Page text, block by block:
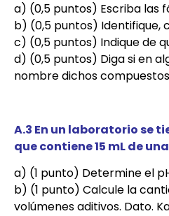
a) (0,5 puntos) Escriba las
b) (0,5 puntos) Identifique,
c) (0,5 puntos) Indique de
d) (0,5 puntos) Diga si en
nombre dichos
A.3 En un laboratorio se
que contiene 15 mL de
a) (1 punto) Determine el
b) (1 punto) Calcule la
volúmenes aditivos. Dato.